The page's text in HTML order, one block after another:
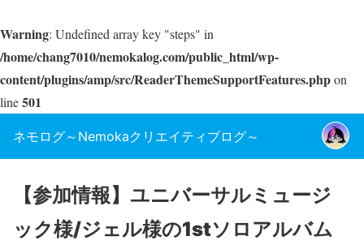
Warning: Undefined array key "steps" in
/home/chang7010/nemokalog.com/public_html/wp-
content/plugins/amp/src/ReaderThemeSupportFeatures.phpon
line501
ネモログ～Nemokaクリエイティブログ～
【参加情報】ユニバーサルミュージ
ック様/ジェル様の1stソロアルバム